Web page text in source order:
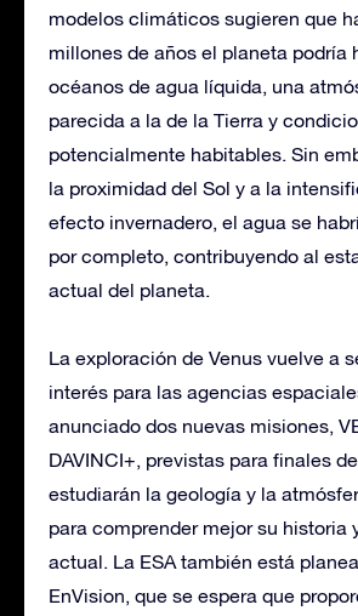
modelos climáticos sugieren que
millones de años el planeta podría
océanos de agua líquida, una
parecida a la de la Tierra y
potencialmente habitables. Sin
la proximidad del Sol y a la
efecto invernadero, el agua se
por completo, contribuyendo al
actual del planeta.
La exploración de Venus vuelve a
interés para las agencias
anunciado dos nuevas misiones,
DAVINCI+, previstas para finales
estudiarán la geología y la
para comprender mejor su historia
actual. La ESA también está
EnVision, que se espera que